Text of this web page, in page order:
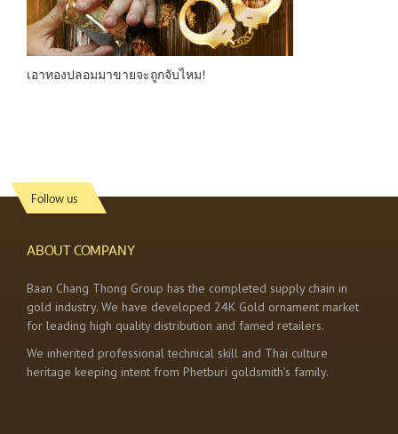
เอาทองปลอมมาขายจะถูกจับไหม!
Follow us
ABOUT COMPANY
Baan Chang Thong Group has the completed supply chain in
gold industry. We have developed 24K Gold ornament market
for leading high quality distribution and famed retailers.
We inherited professional technical skill and Thai culture
heritage keeping intent from Phetburi goldsmith’s family.